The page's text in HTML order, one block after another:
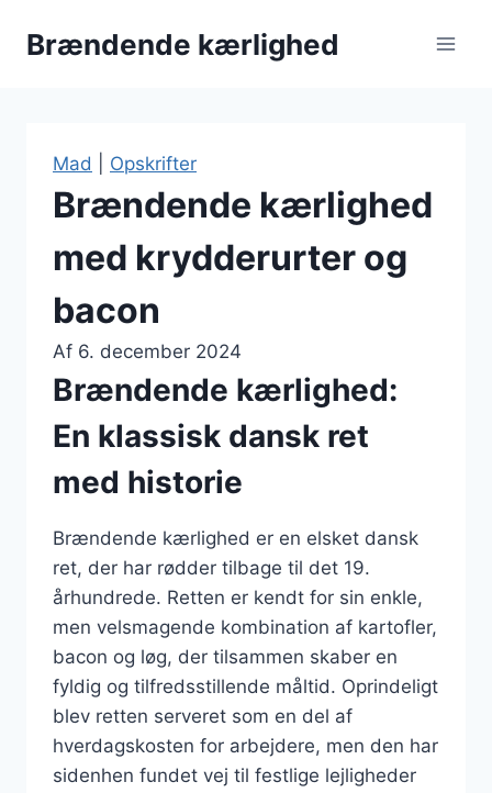
Brændende kærlighed
Mad Opskrifter
Brændende kærlighed
med krydderurter og
bacon
Af 6. december 2024
Brændende kærlighed:
En klassisk dansk ret
med historie
Brændende kærlighed er en elsket dansk
ret, der har rødder tilbage til det 19.
århundrede. Retten er kendt for sin enkle,
men velsmagende kombination af kartofler,
bacon og løg, der tilsammen skaber en
fyldig og tilfredsstillende måltid. Oprindeligt
blev retten serveret som en del af
hverdagskosten for arbejdere, men den har
sidenhen fundet vej til festlige lejligheder